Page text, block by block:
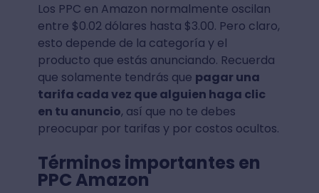
Los PPC en Amazon normalmente oscilan
entre $0.02 dólares hasta $3.00. Pero claro,
esto depende de la categoría y el
producto que estás anunciando. Recuerda
que solamente tendrás que pagar una
tarifa cada vez que alguien haga clic
en tu anuncio, así que no te debes
preocupar por tarifas y por costos ocultos.
Términos importantes en
PPC Amazon